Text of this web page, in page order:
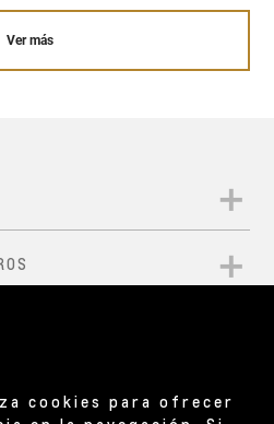
Ver más
cookies para ofrecer